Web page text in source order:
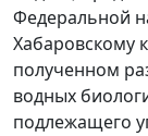
Федеральной
Хабаровскому
полученном
водных
подлежащего